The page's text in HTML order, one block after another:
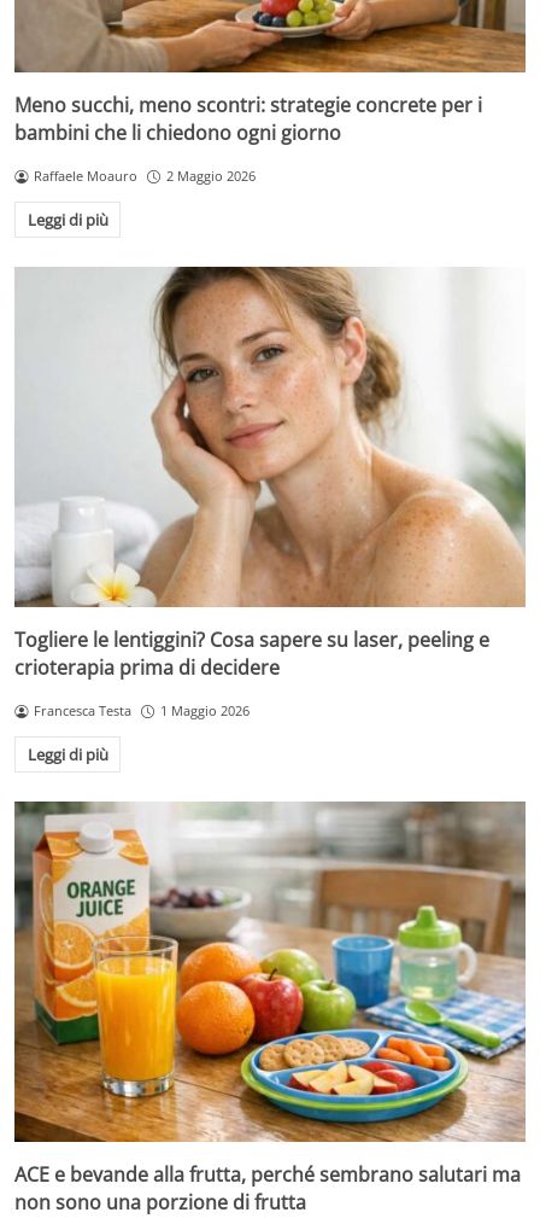
Meno succhi, meno scontri: strategie concrete per i
bambini che li chiedono ogni giorno
Raffaele Moauro 2 Maggio 2026
Leggi di più
Togliere le lentiggini? Cosa sapere su laser, peeling e
crioterapia prima di decidere
Francesca Testa 1 Maggio 2026
Leggi di più
ACE e bevande alla frutta, perché sembrano salutari ma
non sono una porzione di frutta